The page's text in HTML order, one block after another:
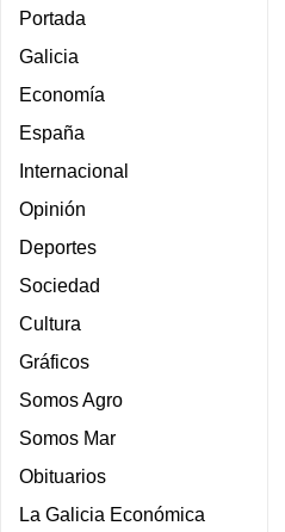
Portada
Galicia
Economía
España
Internacional
Opinión
Deportes
Sociedad
Cultura
Gráficos
Somos Agro
Somos Mar
Obituarios
La Galicia Económica